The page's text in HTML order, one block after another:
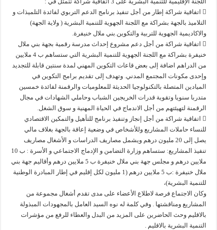
 اتفاقية شراكة إطار من أجل تنفيذ برنامج الدعم التربوي لفائدة التلميذات و
التلاميذ بالجهة بشراكة مع اللجنة الجهوية للتنمية البشرية ( ولاية الجهة)
والاكاديمية الجهوية للتربية والتكوين.بني ملال خنيفرة.
 اتفاقية شراكة من أجل دعم مشروع إحداث مدرسة رقمية بجهة بني ملال
خنيفرة بشراكة مع اللجنة الجهوية للتنمية البشرية التي ستساهم ب 4 ملايين
من الدراهم اضافة إلى بعض قاعات التكوين المهني لمدة سنتين قابلة للتجديد
وإحدى مكونات المجتمع المدني. وتهدف إلى تقديم برامج التكوين في
الميادين المتصلة بالتكنولوجيا الحديثة للمعلوميات والرقمنة لفائدة خمسين
متدربا سنويا وتقوية قدرات الخريجين الشباب وحاملي الشهادات في مجال
الرقمنة لتهيئتهم من أجل الاندماج في الحياة المهنية و سوق الشغل.
 اتفاقية شراكة من أجل إنجاز وتنفيذ برنامج للتأهيل والتمكين الاقتصادي
للنساء حاملات المشاريع وللأشخاص في وضعية إعاقة بالجهة بغلاف مالي
يصل إلى 20 مليون درهم ويشمل مصاريف الدراسات و الأشغال مصاريف
تنفيذ المشاريع: ستساهم وزارة التضامن و الإدماج الاجتماعي و الأسرة : ب 10
ملايين درهم و مجلس جهة بني ملال خنيفرة ب 5 ملايين درهم وأقاليم جهة بني
ملال خنيفرة :ب 5 ملايين درهم (1 مليون لكل إقليم في إطار المبادرة الوطنية
للتنمية البشرية)،
وكان الاجتماع فرصة لاطلاع الأعضاء على مدى تقدم أشغال مجموعة من
المشاريع ومناقشتها . وفي كلمة له نوه السيد العامل بالمجهودات المبذولة
بالاقليم وحث الحاضرين على المزيد من البدل والعطاء للرفع من مؤشرات
التنمية البشرية بالاقليم .